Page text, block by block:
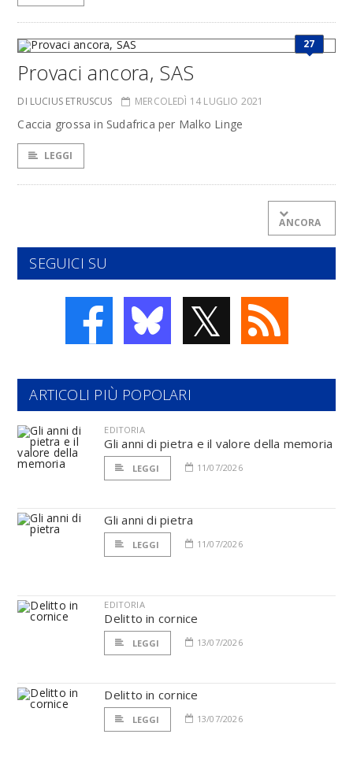
27
Provaci ancora, SAS
DI LUCIUS ETRUSCUS MERCOLEDÌ 14 LUGLIO 2021
Caccia grossa in Sudafrica per Malko Linge
LEGGI
ANCORA
SEGUICI SU
𝕏
ARTICOLI PIÙ POPOLARI
EDITORIA
Gli anni di pietra e il valore della memoria
LEGGI 11/07/2026
Gli anni di pietra
LEGGI 11/07/2026
EDITORIA
Delitto in cornice
LEGGI 13/07/2026
Delitto in cornice
LEGGI 13/07/2026